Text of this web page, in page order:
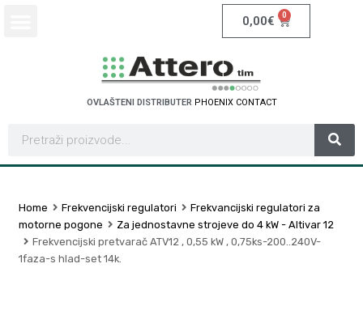
0,00€ 0
OVLAŠTENI DISTRIBUTER PHOENIX CONTACT
Home Frekvencijski regulatori
Frekvancijski regulatori za
motorne pogone
Za jednostavne strojeve do 4 kW - Altivar 12
Frekvencijski pretvarač ATV12 , 0,55 kW , 0,75ks-200..240V-
1faza-s hlad-set 14k.